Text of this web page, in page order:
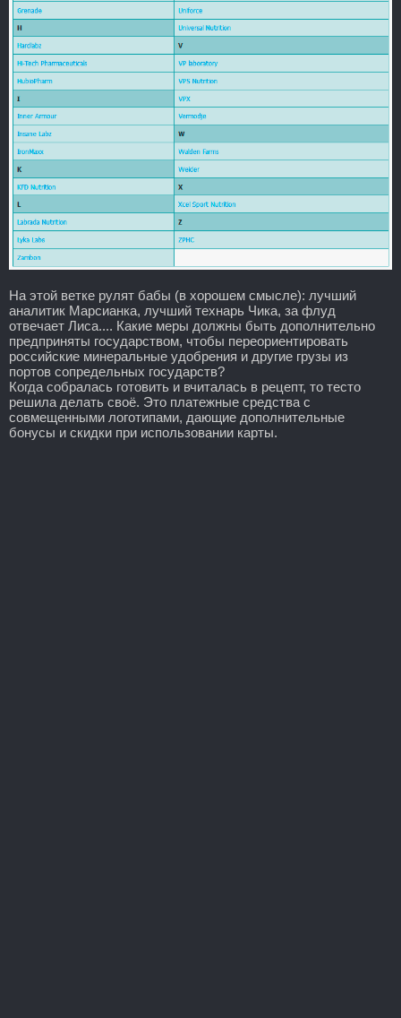
На этой ветке рулят бабы (в хорошем смысле): лучший
аналитик Марсианка, лучший технарь Чика, за флуд
отвечает Лиса.... Какие меры должны быть дополнительно
предприняты государством, чтобы переориентировать
российские минеральные удобрения и другие грузы из
портов сопредельных государств?
Когда собралась готовить и вчиталась в рецепт, то тесто
решила делать своё. Это платежные средства с
совмещенными логотипами, дающие дополнительные
бонусы и скидки при использовании карты.